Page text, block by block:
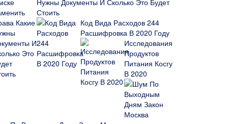
Нужны Документы И Сколько Это Будет
Стоить
Код Вида Расходов 244
Расшифровка В 2020 Году
Исследования
Продуктов
Питания Косгу
В 2020